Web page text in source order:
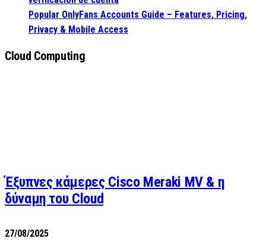
Popular OnlyFans Accounts Guide – Features, Pricing,
Privacy & Mobile Access
Cloud Computing
Έξυπνες κάμερες Cisco Meraki MV & η
δύναμη του Cloud
27/08/2025